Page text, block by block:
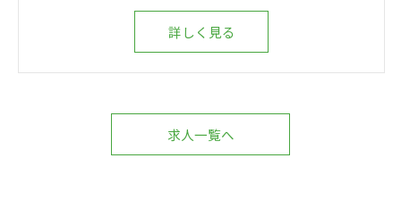
詳しく見る
求人一覧へ